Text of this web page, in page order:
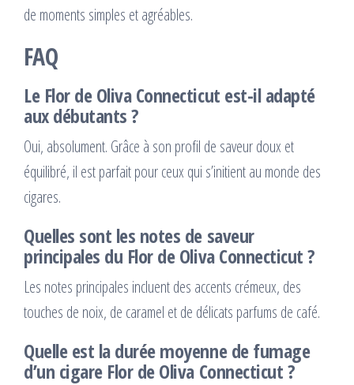
de moments simples et agréables.
FAQ
Le Flor de Oliva Connecticut est-il adapté
aux débutants ?
Oui, absolument. Grâce à son profil de saveur doux et
équilibré, il est parfait pour ceux qui s’initient au monde des
cigares.
Quelles sont les notes de saveur
principales du Flor de Oliva Connecticut ?
Les notes principales incluent des accents crémeux, des
touches de noix, de caramel et de délicats parfums de café.
Quelle est la durée moyenne de fumage
d’un cigare Flor de Oliva Connecticut ?